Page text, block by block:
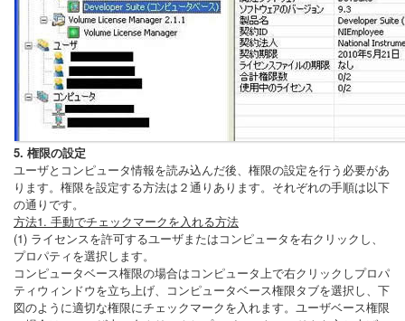
5. 権限の設定
ユーザとコンピュータ情報を読み込んだ後、権限の設定を行う必要があ
ります。権限を設定する方法は２通りあります。それぞれの手順は以下
の通りです。
方法1. 手動でチェックマークを入れる方法
(1) ライセンスを許可するユーザまたはコンピュータを右クリックし、
プロパティを選択します。
コンピュータベース権限の場合はコンピュータ上で右クリックしプロパ
ティウィンドウを立ち上げ、コンピュータベース権限タブを選択し、下
図のように適切な権限にチェックマークを入れます。ユーザベース権限